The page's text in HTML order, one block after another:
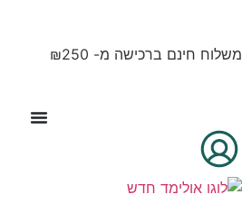
משלוח חינם ברכישה מ- ₪250